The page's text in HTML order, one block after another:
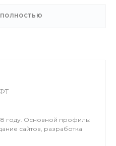
решения
году. Основной профиль:
сайтов, разработка